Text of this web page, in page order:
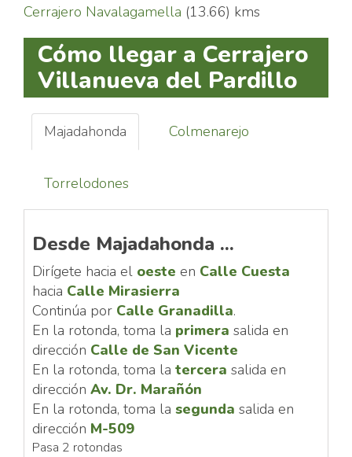
Cerrajero Navalagamella (13.66) kms
Cómo llegar a Cerrajero
Villanueva del Pardillo
Majadahonda Colmenarejo
Torrelodones
Desde Majadahonda ...
Dirígete hacia el oeste en Calle Cuesta
hacia Calle Mirasierra
Continúa por Calle Granadilla.
En la rotonda, toma la primera salida en
dirección Calle de San Vicente
En la rotonda, toma la tercera salida en
dirección Av. Dr. Marañón
En la rotonda, toma la segunda salida en
dirección M-509
Pasa 2 rotondas